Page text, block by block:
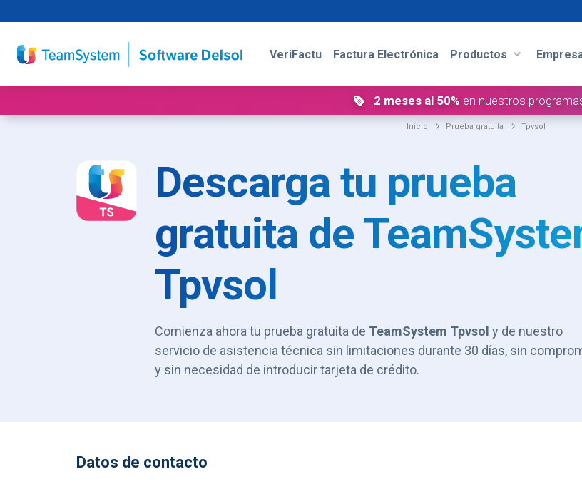
VeriFactu Factura Electrónica Productos
2 meses al 50% en nuestros
Inicio Prueba gratuita tpvsol
Descarga tu prueba
gratuita de
Tpvsol
Comienza ahora tu prueba gratuita de TeamSystem Tpvsol y de nuestro
servicio de asistencia técnica sin limitaciones durante 30 días, sin
y sin necesidad de introducir tarjeta de crédito.
Datos de contacto